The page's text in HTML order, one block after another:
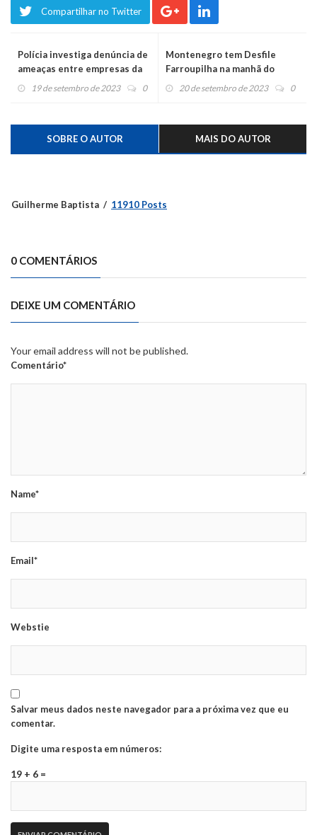
Compartilhar no Twitter
Polícia investiga denúncia de
ameaças entre empresas da
coleta de lixo
19 de setembro de 2023 0
Montenegro tem Desfile
Farroupilha na manhã do
feriado
20 de setembro de 2023 0
SOBRE O AUTOR MAIS DO AUTOR
Guilherme Baptista 11910 Posts
0 COMENTÁRIOS
DEIXE UM COMENTÁRIO
Your email address will not be published.
Comentário*
Name*
Email*
Webstie
Salvar meus dados neste navegador para a próxima vez que eu
comentar.
Digite uma resposta em números:
19 + 6 =